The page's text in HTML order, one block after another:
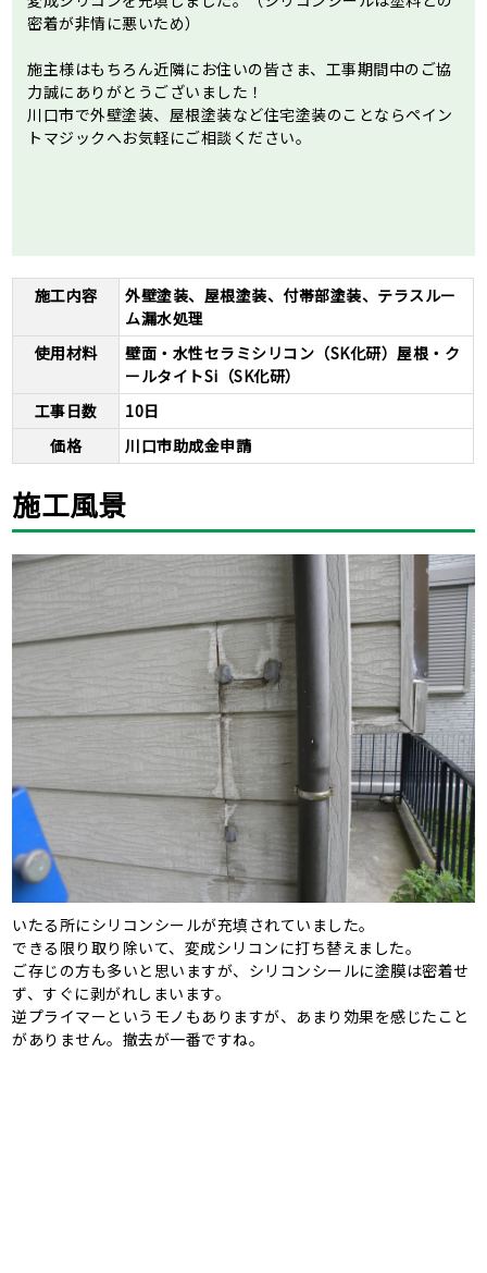
密着が非情に悪いため）
施主様はもちろん近隣にお住いの皆さま、工事期間中のご協
力誠にありがとうございました！
川口市で外壁塗装、屋根塗装など住宅塗装のことならペイン
トマジックへお気軽にご相談ください。
施工内容
外壁塗装、屋根塗装、付帯部塗装、テラスルー
ム漏水処理
使用材料
壁面・水性セラミシリコン（SK化研）屋根・ク
ールタイトSi（SK化研）
工事日数
10日
価格
川口市助成金申請
施工風景
いたる所にシリコンシールが充填されていました。
できる限り取り除いて、変成シリコンに打ち替えました。
ご存じの方も多いと思いますが、シリコンシールに塗膜は密着せ
ず、すぐに剥がれしまいます。
逆プライマーというモノもありますが、あまり効果を感じたこと
がありません。撤去が一番ですね。